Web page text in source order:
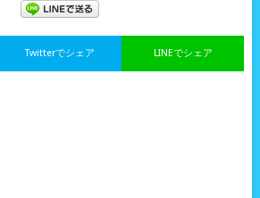
LINEでシェア
Twitterでシェア